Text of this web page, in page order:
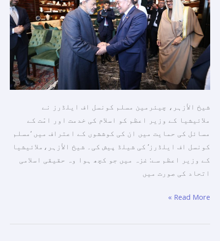
شیخ الأزہر، چیئرمین مسلم کونسل اف ایلڈرز نے
ملائیشیا کے وزیر اعظم کو اسلام کی خدمت اور امّت کے
مسائل کی حمایت میں ان کی کوششوں کے اعتراف میں ‘مسلم
کونسل اف ایلڈرز’ کی شیلڈ پیش کی۔ شیخ الأزہر،ملائیشیا
کے وزیر اعظم سے: غزہ میں جو کچھ ہوا وہ حقیقی اسلامی
اتحاد کی صورت میں
کی
خدمت
اور
امّت
مسائل
کی
میں
ان
کی
کوششوں
کے
اعتراف
Read More »